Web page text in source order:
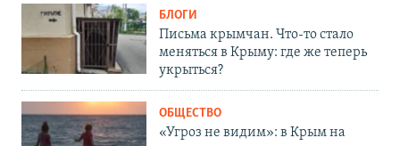
БЛОГИ
Письма крымчан. Что-то стало
меняться в Крыму: где же теперь
укрыться?
ОБЩЕСТВО
«Угроз не видим»: в Крым на